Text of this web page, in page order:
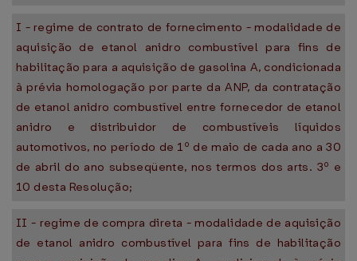
I - regime de contrato de fornecimento - modalidade de
aquisição de etanol anidro combustível para fins de
habilitação para a aquisição de gasolina A, condicionada
à prévia homologação por parte da ANP, da contratação
de etanol anidro combustível entre fornecedor de etanol
anidro e distribuidor de combustíveis líquidos
automotivos, no período de 1º de maio de cada ano a 30
de abril do ano subseqüente, nos termos dos arts. 3º e
10 desta Resolução;
II - regime de compra direta - modalidade de aquisição
de etanol anidro combustível para fins de habilitação